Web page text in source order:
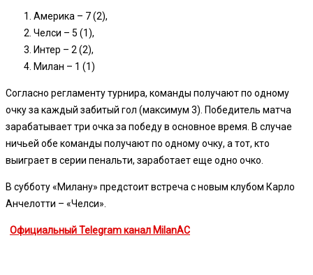
Америка – 7 (2),
Челси – 5 (1),
Интер – 2 (2),
Милан – 1 (1)
Согласно регламенту турнира, команды получают по одному
очку за каждый забитый гол (максимум 3). Победитель матча
зарабатывает три очка за победу в основное время. В случае
ничьей обе команды получают по одному очку, а тот, кто
выиграет в серии пенальти, заработает еще одно очко.
В субботу «Милану» предстоит встреча с новым клубом Карло
Анчелотти – «Челси».
Официальный Telegram канал MilanAC